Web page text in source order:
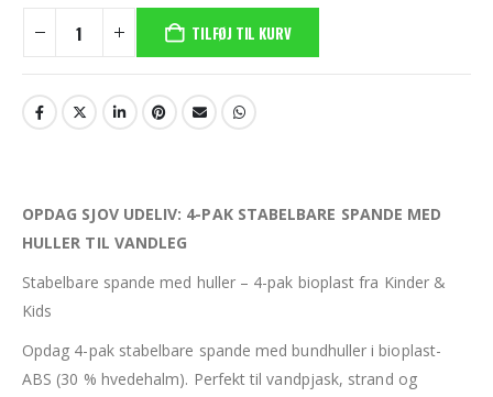
TILFØJ TIL KURV
OPDAG SJOV UDELIV: 4-PAK STABELBARE SPANDE MED
HULLER TIL VANDLEG
Stabelbare spande med huller – 4-pak bioplast fra Kinder &
Kids
Opdag 4-pak stabelbare spande med bundhuller i bioplast-
ABS (30 % hvedehalm). Perfekt til vandpjask, strand og